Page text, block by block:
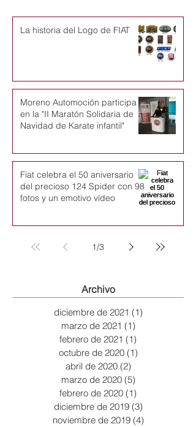
La historia del Logo de FIAT
Moreno Automoción participa
en la "II Maratón Solidaria de
Navidad de Karate infantil"
Fiat celebra el 50 aniversario
del precioso 124 Spider con 98
fotos y un emotivo vídeo
1/3
Archivo
diciembre de 2021 (1)1 entrada
marzo de 2021 (1)1 entrada
febrero de 2021 (1)
octubre de 2020 (1)1 entrada
abril de 2020 (2)2 entradas
marzo de 2020 (5)5 entradas
febrero de 2020 (1)
diciembre de 2019 (3)3 entradas
noviembre de 2019 (4)4 entradas